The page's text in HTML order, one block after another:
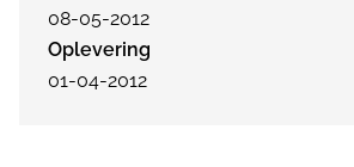
08-05-2012
Oplevering
01-04-2012